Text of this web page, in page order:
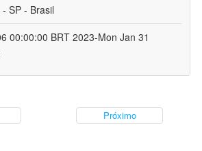
SP - Brasil
00:00:00 BRT 2023-Mon Jan 31
Próximo